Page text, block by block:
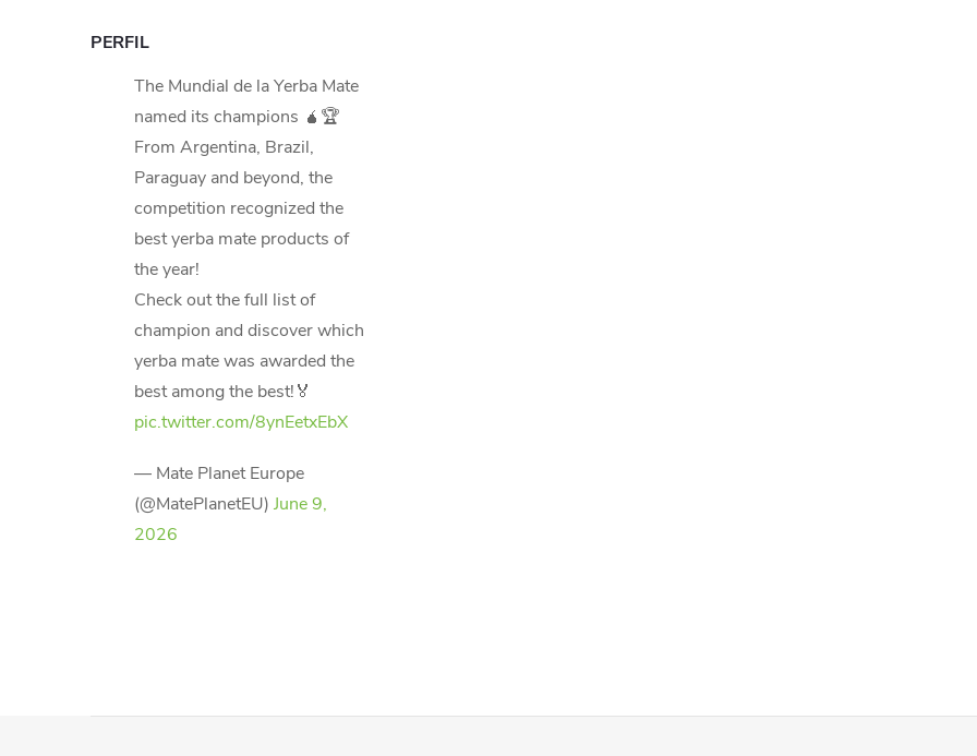
PERFIL
The Mundial de la Yerba Mate
named its champions 🧉🏆
From Argentina, Brazil,
Paraguay and beyond, the
competition recognized the
best yerba mate products of
the year!
Check out the full list of
champion and discover which
yerba mate was awarded the
best among the best!🏅
pic.twitter.com/8ynEetxEbX
— Mate Planet Europe
(@MatePlanetEU) June 9,
2026